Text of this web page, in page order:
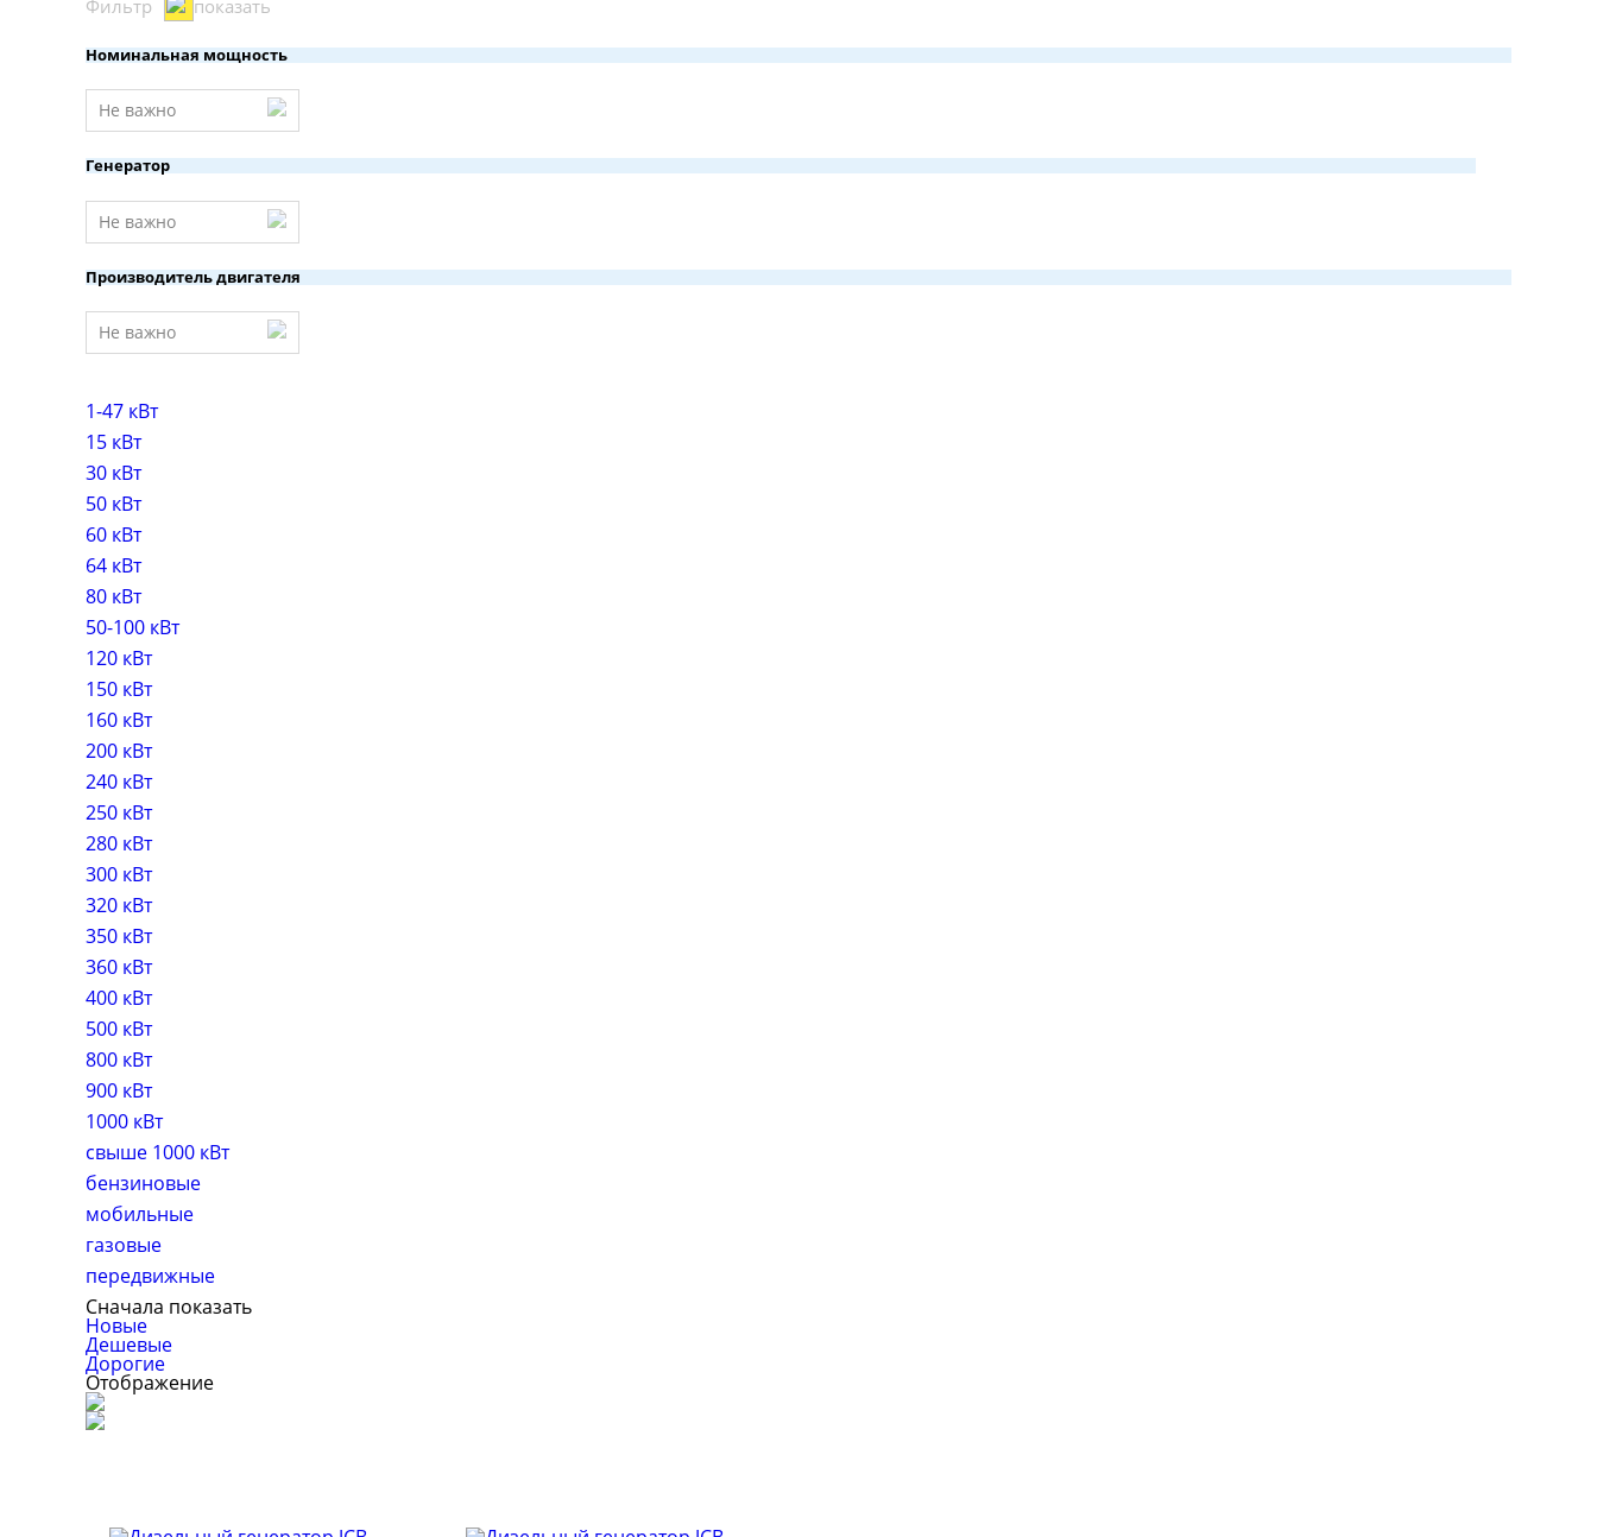
Фильтр показать
Номинальная мощность
Не важно
Генератор
Не важно
Производитель двигателя
Не важно
1-47 кВт
15 кВт
30 кВт
50 кВт
60 кВт
64 кВт
80 кВт
50-100 кВт
120 кВт
150 кВт
160 кВт
200 кВт
240 кВт
250 кВт
280 кВт
300 кВт
320 кВт
350 кВт
360 кВт
400 кВт
500 кВт
800 кВт
900 кВт
1000 кВт
свыше 1000 кВт
бензиновые
мобильные
газовые
передвижные
Сначала показать
Новые
Дешевые
Дорогие
Отображение